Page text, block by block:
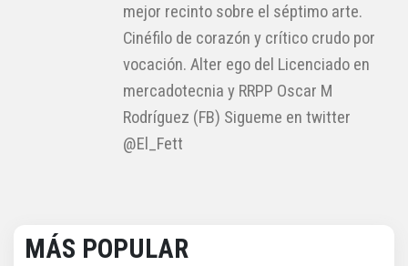
mejor recinto sobre el séptimo arte.
Cinéfilo de corazón y crítico crudo por
vocación. Alter ego del Licenciado en
mercadotecnia y RRPP Oscar M
Rodríguez (FB) Sigueme en twitter
@El_Fett
MÁS POPULAR